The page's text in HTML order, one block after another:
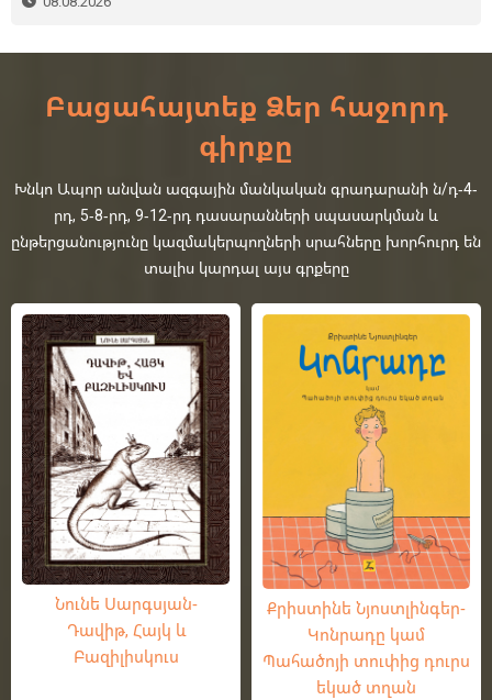
Բացահայտեք Ձեր հաջորդ
գիրքը
Խնկո Ապոր անվան ազգային մանկական գրադարանի ն/դ-4-
րդ, 5-8-րդ, 9-12-րդ դասարանների սպասարկման և
ընթերցանությունը կազմակերպողների սրահները խորհուրդ են
տալիս կարդալ այս գրքերը
Նունե Սարգսյան-
Դավիթ, Հայկ և
Բազիլիսկուս
Քրիստինե Նյոստլինգեր-
Կոնրադը կամ
Պահածոյի տուփից դուրս
եկած տղան